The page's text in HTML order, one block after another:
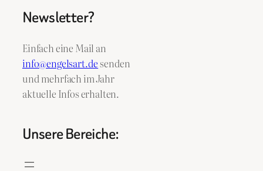
Newsletter?
Einfach eine Mail an
info@engelsart.desenden
und mehrfach im Jahr
aktuelle Infos erhalten.
Unsere Bereiche: